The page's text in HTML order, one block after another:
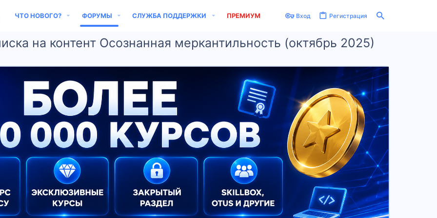
ЧТО НОВОГО? ФОРУМЫ СЛУЖБА ПОДДЕРЖКИ ПРЕМИУМ Вход Регистрация
на контент Осознанная меркантильность (октябрь 2025)